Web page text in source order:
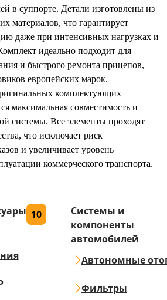
в суппорте. Детали изготовлены из
материалов, что гарантирует
даже при интенсивных нагрузках и
идеально подходит для
и быстрого ремонта прицепов,
европейских марок.
комплектующих
максимальная совместимость и
системы. Все элементы проходят
что исключает риск
и увеличивает уровень
коммерческого транспорта.
10
Системы и
компоненты
автомобилей
Автономные
Фильтры